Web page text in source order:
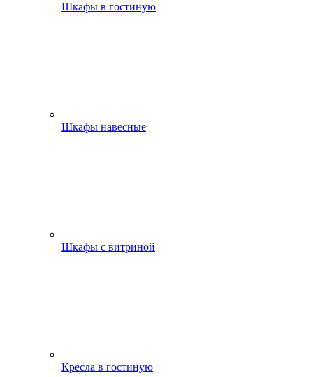
Шкафы в гостиную
Шкафы навесные
Шкафы с витриной
Кресла в гостиную